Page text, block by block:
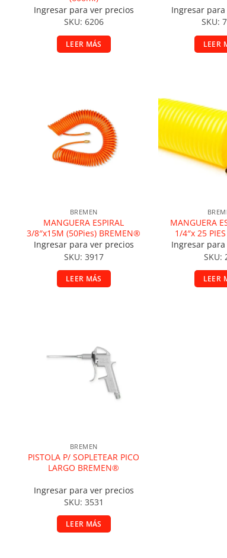
Ingresar para ver precios
SKU: 6206
LEER MÁS
Ingresar
SKU:
LEER
Añadir a la lista de deseos
BREMEN
MANGUERA ESPIRAL
3/8″x15M (50Pies) BREMEN®
Ingresar para ver precios
SKU: 3917
LEER MÁS
Añadir a la
MANGUERA
1/4″x 25
Ingresar
SKU:
LEER
BREMEN
PISTOLA P/ SOPLETEAR PICO
LARGO BREMEN®
Ingresar para ver precios
SKU: 3531
LEER MÁS